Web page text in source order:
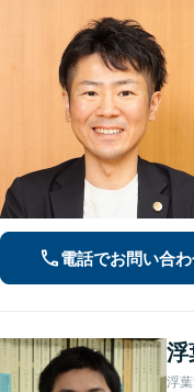
電話でお問い合
浮
浮